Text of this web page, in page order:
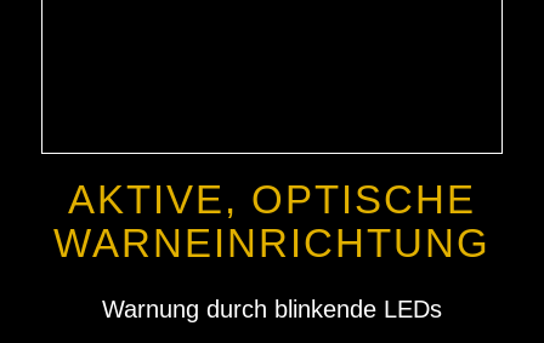
AKTIVE, OPTISCHE
WARNEINRICHTUNG
Warnung durch blinkende LEDs